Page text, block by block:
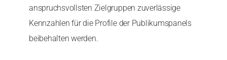
anspruchsvollsten Zielgruppen zuverlässige
Kennzahlen für die Profile der Publikumspanels
beibehalten werden.